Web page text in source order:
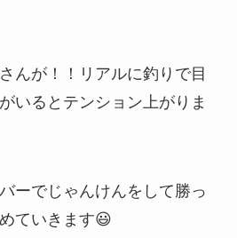
んが！！リアルに釣りで目
いるとテンション上がりま
ーでじゃんけんをして勝っ
ていきます😃